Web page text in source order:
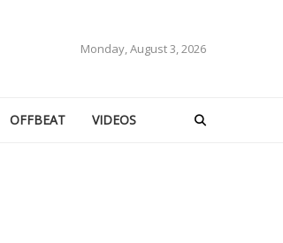
Monday, August 3, 2026
OFFBEAT VIDEOS